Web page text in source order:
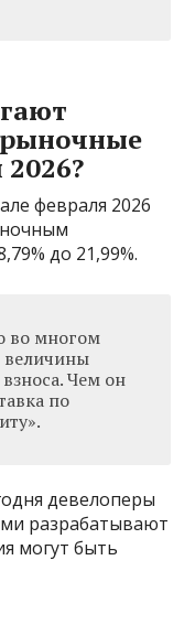
февраля 2026
до 21,99%.
во многом
величины
Чем он
по
девелоперы
разрабатывают
могут быть